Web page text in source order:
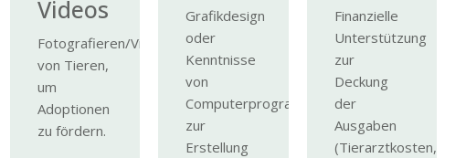
Videos
Fotografieren/Videofilmen
von Tieren,
um
Adoptionen
zu fördern.
Grafikdesign
oder
Kenntnisse
von
Computerprogrammen
zur
Erstellung
Finanzielle
Unterstützung
zur
Deckung
der
Ausgaben
(Tierarztkosten,